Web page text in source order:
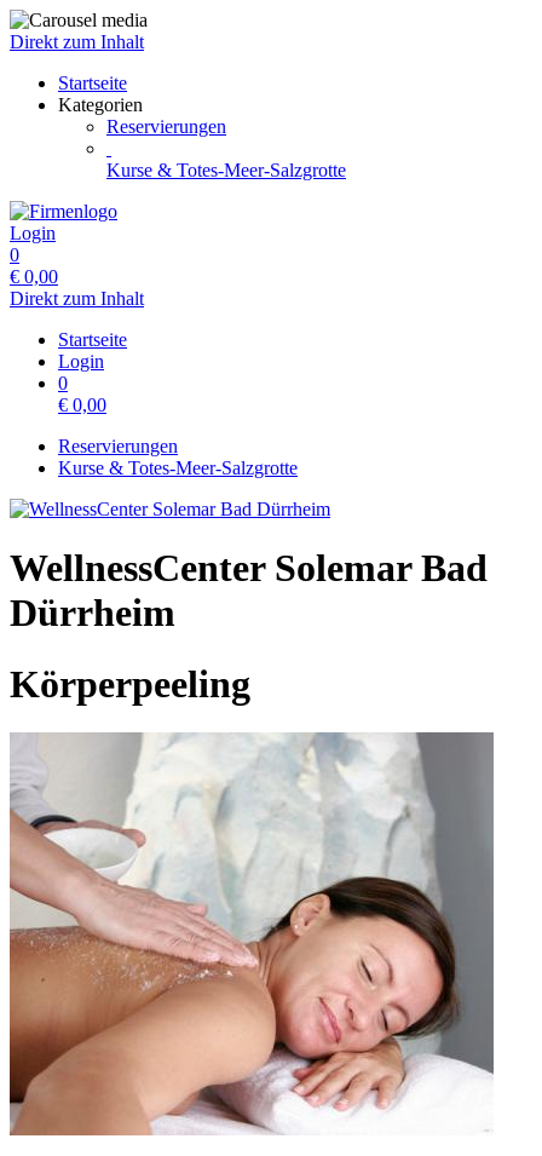
Direkt zum Inhalt
Startseite
Kategorien
Reservierungen
Kurse & Totes-Meer-Salzgrotte
Login
0
€ 0,00
Direkt zum Inhalt
Startseite
Login
0
€ 0,00
Reservierungen
Kurse & Totes-Meer-Salzgrotte
WellnessCenter Solemar Bad
Dürrheim
Körperpeeling